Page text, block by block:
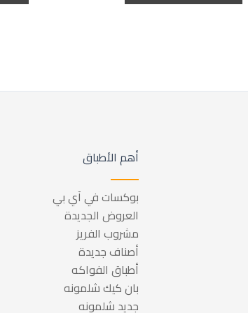
أهم الأطباق
بوكسات في آي بي
العروض الجديدة
مشروب الفريز
أصناف جديدة
أطباق الفواكه
بان كيك شلمونه
جديد شلمونه